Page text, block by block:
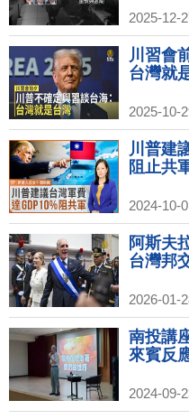
2025-12-
川習會
台灣就
2025-10-
川普建
阻止共
2024-10-
阿斯夫
台灣邦
2026-01-
南投講
來賓反
2024-09-